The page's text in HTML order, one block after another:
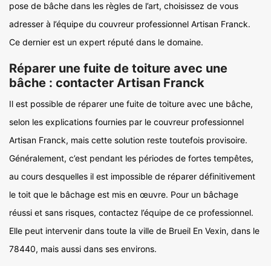
pose de bâche dans les règles de l’art, choisissez de vous
adresser à l’équipe du couvreur professionnel Artisan Franck.
Ce dernier est un expert réputé dans le domaine.
Réparer une fuite de toiture avec une
bâche : contacter Artisan Franck
Il est possible de réparer une fuite de toiture avec une bâche,
selon les explications fournies par le couvreur professionnel
Artisan Franck, mais cette solution reste toutefois provisoire.
Généralement, c’est pendant les périodes de fortes tempêtes,
au cours desquelles il est impossible de réparer définitivement
le toit que le bâchage est mis en œuvre. Pour un bâchage
réussi et sans risques, contactez l’équipe de ce professionnel.
Elle peut intervenir dans toute la ville de Brueil En Vexin, dans le
78440, mais aussi dans ses environs.